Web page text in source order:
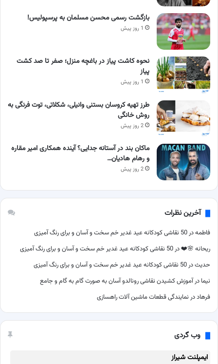
بازگشت رسمی محسن مسلمان به پرسپولیس!
1 روز پیش
نحوه کاشت پیاز در باغچه منزل؛ صفر تا صد کشت
پیاز
1 روز پیش
طرز تهیه کروسان بستنی وانیلی، شکلاتی، توت فرنگی به
روش خانگی
2 روز پیش
ماکان بند در آستانه جدایی؟ آینده همکاری امیر مقاره
و رهام هادیان…
2 روز پیش
آخرین نظرات
فاطمهدر50 نقاشی کودکانه عید غدیر خم سخت و آسان و برای رنگ آمیزی
ریحانه 🌸❤️در50 نقاشی کودکانه عید غدیر خم سخت و آسان و برای رنگ آمیزی
حدیثدر50 نقاشی کودکانه عید غدیر خم سخت و آسان و برای رنگ آمیزی
نیما درآموزش کشیدن نقاشی رونالدو آسان به صورت گام به گام و جامع
فرهاددر نمایندگی قطعات ماشین آلات راهسازی
وب گردی
ایمپلنت شیراز